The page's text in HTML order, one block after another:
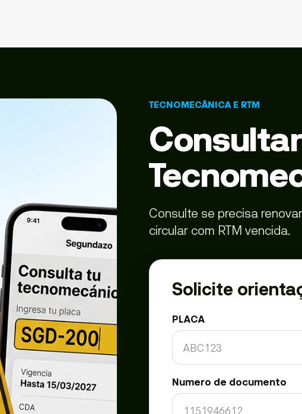
TECNOMECÂNICA E RTM
Consulte se precisa
circular com RTM vencida.
Solicite
PLACA
Numero de documento